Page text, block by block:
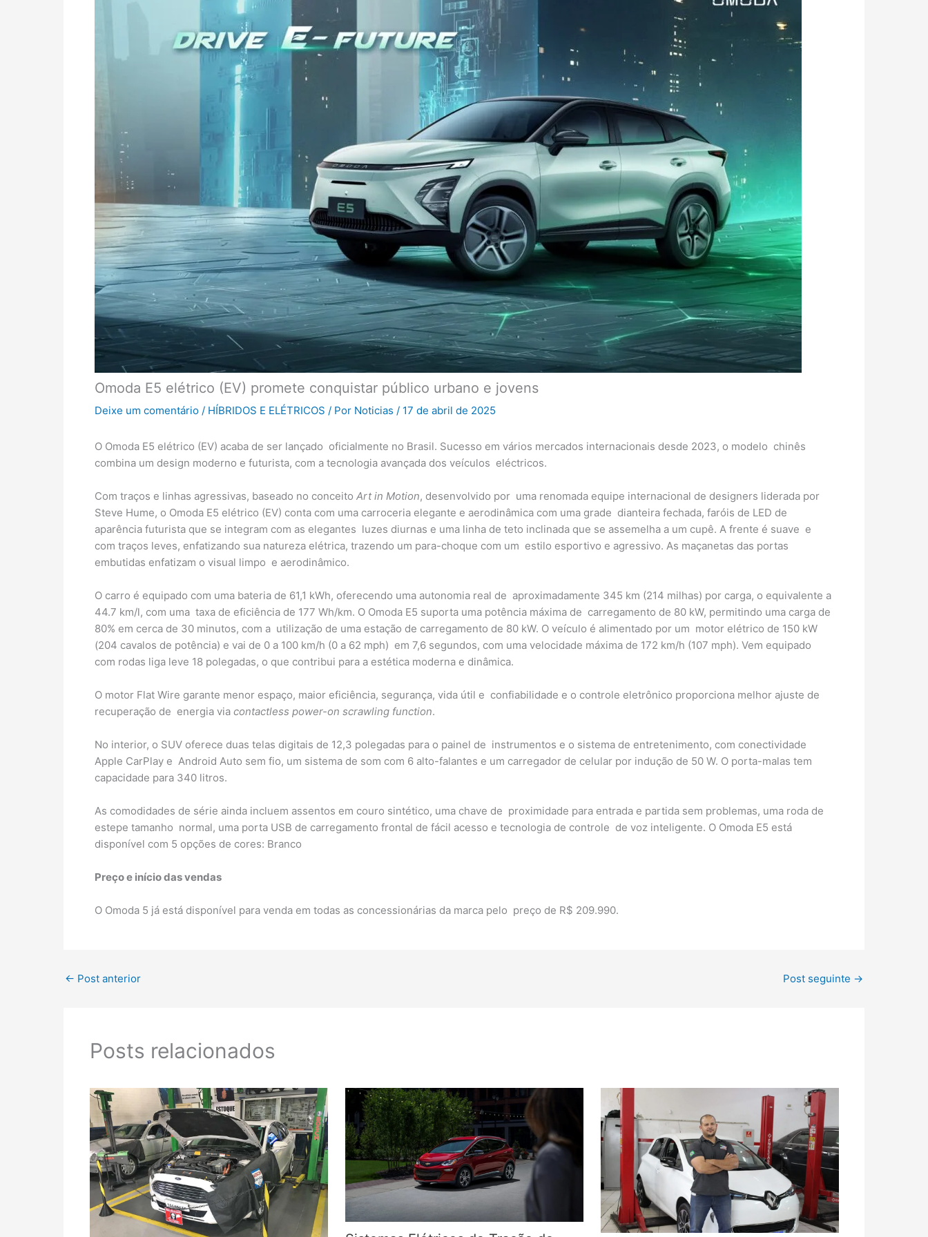
Omoda E5 elétrico (EV) promete conquistar público urbano e jovens
Deixe um comentário / HÍBRIDOS E ELÉTRICOS / Por Noticias / 17 de abril de 2025
O Omoda E5 elétrico (EV) acaba de ser lançado oficialmente no Brasil. Sucesso em vários mercados internacionais desde 2023, o modelo chinês
combina um design moderno e futurista, com a tecnologia avançada dos veículos eléctricos.
Com traços e linhas agressivas, baseado no conceito Art in Motion, desenvolvido por uma renomada equipe internacional de designers liderada por
Steve Hume, o Omoda E5 elétrico (EV) conta com uma carroceria elegante e aerodinâmica com uma grade dianteira fechada, faróis de LED de
aparência futurista que se integram com as elegantes luzes diurnas e uma linha de teto inclinada que se assemelha a um cupê. A frente é suave e
com traços leves, enfatizando sua natureza elétrica, trazendo um para-choque com um estilo esportivo e agressivo. As maçanetas das portas
embutidas enfatizam o visual limpo e aerodinâmico.
O carro é equipado com uma bateria de 61,1 kWh, oferecendo uma autonomia real de aproximadamente 345 km (214 milhas) por carga, o equivalente a
44.7 km/l, com uma taxa de eficiência de 177 Wh/km. O Omoda E5 suporta uma potência máxima de carregamento de 80 kW, permitindo uma carga de
80% em cerca de 30 minutos, com a utilização de uma estação de carregamento de 80 kW. O veículo é alimentado por um motor elétrico de 150 kW
(204 cavalos de potência) e vai de 0 a 100 km/h (0 a 62 mph) em 7,6 segundos, com uma velocidade máxima de 172 km/h (107 mph). Vem equipado
com rodas liga leve 18 polegadas, o que contribui para a estética moderna e dinâmica.
O motor Flat Wire garante menor espaço, maior eficiência, segurança, vida útil e confiabilidade e o controle eletrônico proporciona melhor ajuste de
recuperação de energia via contactless power-on scrawling function.
No interior, o SUV oferece duas telas digitais de 12,3 polegadas para o painel de instrumentos e o sistema de entretenimento, com conectividade
Apple CarPlay e Android Auto sem fio, um sistema de som com 6 alto-falantes e um carregador de celular por indução de 50 W. O porta-malas tem
capacidade para 340 litros.
As comodidades de série ainda incluem assentos em couro sintético, uma chave de proximidade para entrada e partida sem problemas, uma roda de
estepe tamanho normal, uma porta USB de carregamento frontal de fácil acesso e tecnologia de controle de voz inteligente. O Omoda E5 está
disponível com 5 opções de cores: Branco
Preço e início das vendas
O Omoda 5 já está disponível para venda em todas as concessionárias da marca pelo preço de R$ 209.990.
← Post anterior Post seguinte →
Posts relacionados